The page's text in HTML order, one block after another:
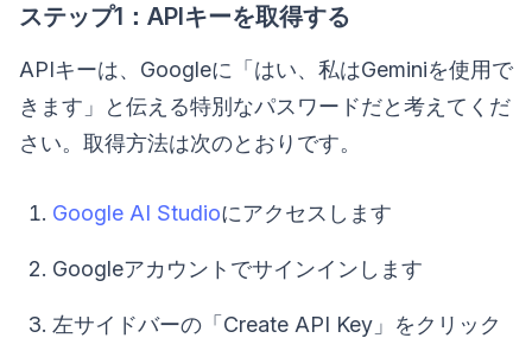
ステップ1：APIキーを取得する
APIキーは、Googleに「はい、私はGeminiを使用で
きます」と伝える特別なパスワードだと考えてくだ
さい。取得方法は次のとおりです。
Google AI Studioにアクセスします
Googleアカウントでサインインします
左サイドバーの「Create API Key」をクリック